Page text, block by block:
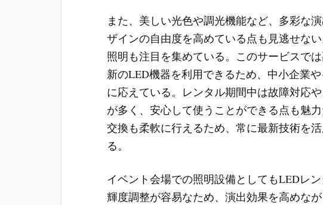
また、美しい光色や調光機能など、多彩な
ザインの自由度を高めている点も見逃せな
照明も注目を集めている。このサービスで
新のLED機器を利用できるため、中小企業
に応えている。レンタル期間中は故障対応
が多く、安心して使うことができる点も魅
交換も柔軟に行えるため、常に最新技術を
る。
イベント会場での照明設備としてもLEDレ
輝度調整が容易なため、演出効果を高めな